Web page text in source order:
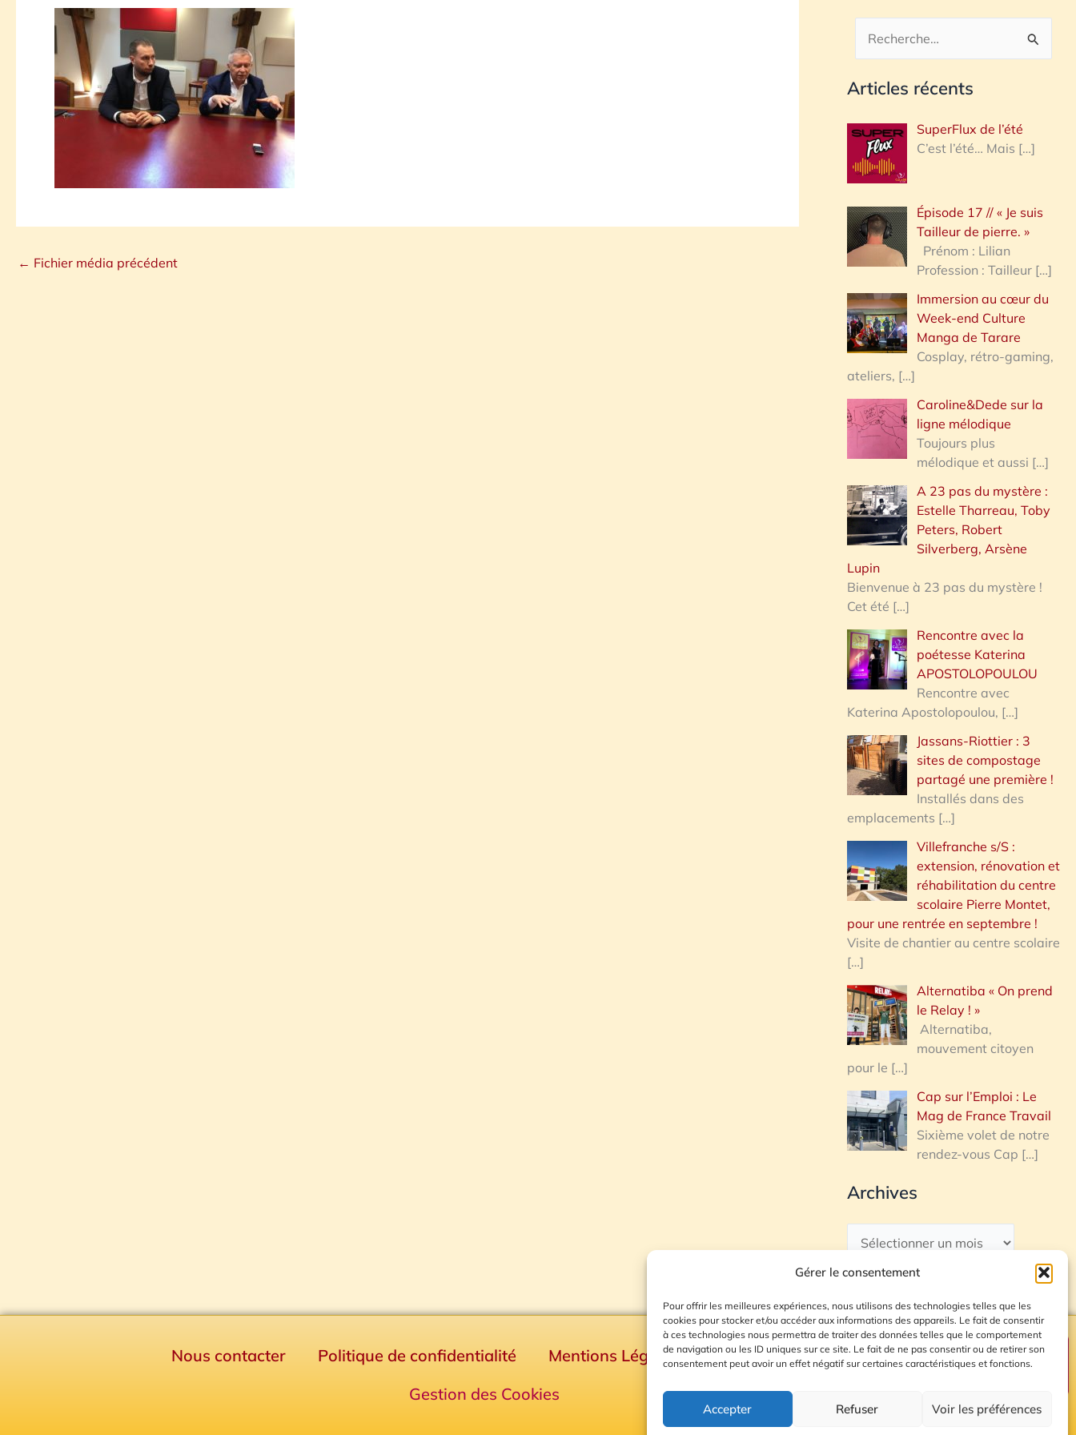
Gérer le consentement
Pour offrir les meilleures expériences, nous utilisons des technologies telles que les
cookies pour stocker et/ou accéder aux informations des appareils. Le fait de consentir
à ces technologies nous permettra de traiter des données telles que le comportement
de navigation ou les ID uniques sur ce site. Le fait de ne pas consentir ou de retirer son
consentement peut avoir un effet négatif sur certaines caractéristiques et fonctions.
Accepter Refuser Voir les préférences
← Fichier média précédent
c
h
r
h
e
:
Articles récents
SuperFlux de l’été
C’est l’été… Mais […]
Épisode 17 // « Je suis
Tailleur de pierre. »
Prénom : Lilian
Profession : Tailleur […]
Immersion au cœur du
Week-end Culture
Manga de Tarare
Cosplay, rétro-gaming,
ateliers, […]
Caroline&Dede sur la
ligne mélodique
Toujours plus
mélodique et aussi […]
A 23 pas du mystère :
Estelle Tharreau, Toby
Peters, Robert
Silverberg, Arsène
Lupin
Bienvenue à 23 pas du mystère !
Cet été […]
Rencontre avec la
poétesse Katerina
APOSTOLOPOULOU
Rencontre avec
Katerina Apostolopoulou, […]
Jassans-Riottier : 3
sites de compostage
partagé une première !
Installés dans des
emplacements […]
Villefranche s/S :
extension, rénovation et
réhabilitation du centre
scolaire Pierre Montet,
pour une rentrée en septembre !
Visite de chantier au centre scolaire
[…]
Alternatiba « On prend
le Relay ! »
Alternatiba,
mouvement citoyen
pour le […]
Cap sur l’Emploi : Le
Mag de France Travail
Sixième volet de notre
rendez-vous Cap […]
Archives
Nous contacter Politique de confidentialité Mentions Légales
Plan du site
Gestion des Cookies